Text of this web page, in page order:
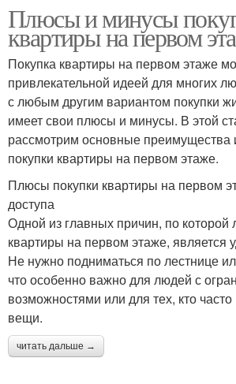
Плюсы и минусы
квартиры на первом
Покупка квартиры на первом этаже
привлекательной идеей для многих
с любым другим вариантом покупки
имеет свои плюсы и минусы. В этой
рассмотрим основные преимущества
покупки квартиры на первом этаже.
Плюсы покупки квартиры на первом
доступа
Одной из главных причин, по
квартиры на первом этаже, является
Не нужно подниматься по лестнице
что особенно важно для людей с
возможностями или для тех, кто
вещи.
читать дальше →